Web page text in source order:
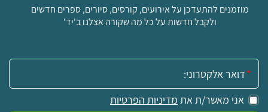
מוזמנים להתעדכן על אירועים, קורסים, סיורים, ספרים חדשים
ולקבל חדשות על כל מה שקורה אצלנו ב'יד'
אימייל:
אני מאשר/ת את מדיניות הפרטיות